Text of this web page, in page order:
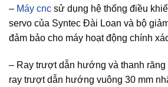
– Máy cnc sử dụng hệ thống điều
servo của Syntec Đài Loan và bộ
đảm bảo cho máy hoạt động chính
– Ray trượt dẫn hướng và thanh
ray trượt dẫn hướng vuông 30 mm